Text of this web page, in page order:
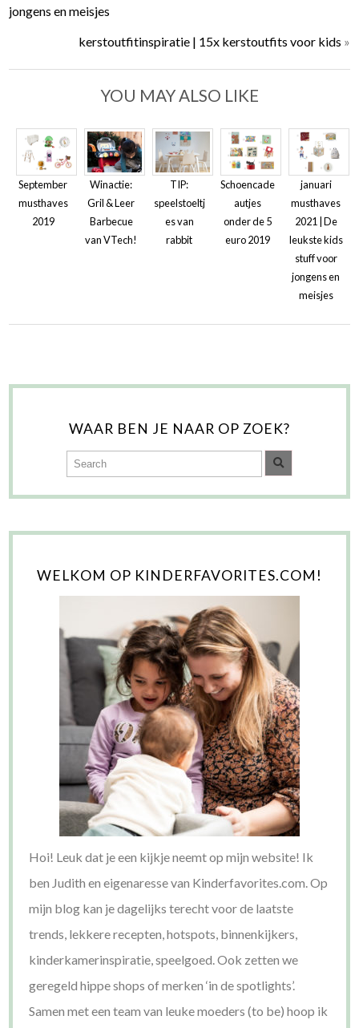
jongens en meisjes
kerstoutfitinspiratie | 15x kerstoutfits voor kids »
YOU MAY ALSO LIKE
September
musthaves
2019
Winactie:
Gril & Leer
Barbecue
van VTech!
TIP:
speelstoeltj
es van
rabbit
Schoencade
autjes
onder de 5
euro 2019
januari
musthaves
2021 | De
leukste kids
stuff voor
jongens en
meisjes
WAAR BEN JE NAAR OP ZOEK?
WELKOM OP KINDERFAVORITES.COM!
Hoi! Leuk dat je een kijkje neemt op mijn website! Ik
ben Judith en eigenaresse van Kinderfavorites.com. Op
mijn blog kan je dagelijks terecht voor de laatste
trends, lekkere recepten, hotspots, binnenkijkers,
kinderkamerinspiratie, speelgoed. Ook zetten we
geregeld hippe shops of merken ‘in de spotlights’.
Samen met een team van leuke moeders (to be) hoop ik